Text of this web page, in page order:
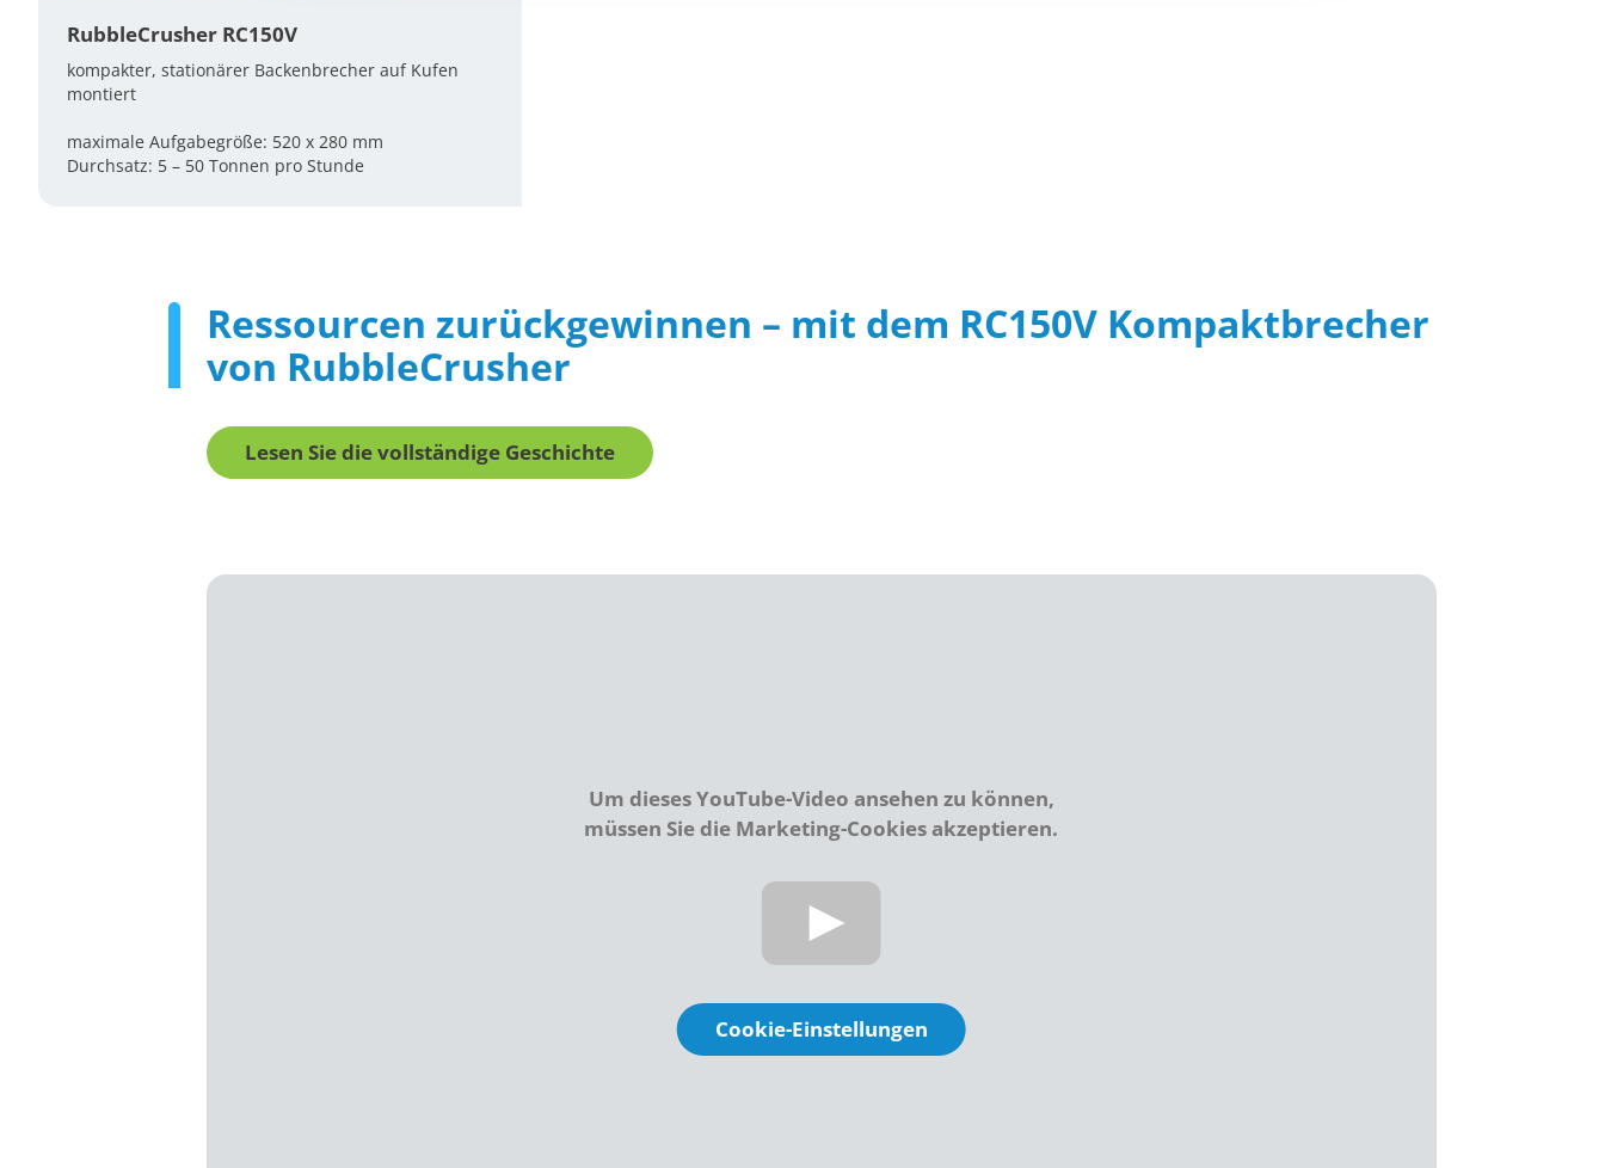
RubbleCrusher RC150V
kompakter, stationärer Backenbrecher auf Kufen
montiert
maximale Aufgabegröße: 520 x 280 mm
Durchsatz: 5 – 50 Tonnen pro Stunde
Ressourcen zurückgewinnen – mit dem RC150V Kompaktbrecher
von RubbleCrusher
Lesen Sie die vollständige Geschichte
Um dieses YouTube-Video ansehen zu können,
müssen Sie die Marketing-Cookies akzeptieren.
Cookie-Einstellungen